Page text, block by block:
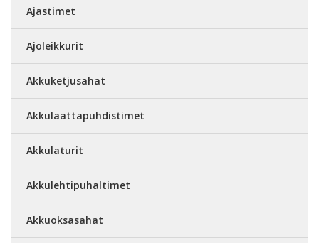
Ajastimet
Ajoleikkurit
Akkuketjusahat
Akkulaattapuhdistimet
Akkulaturit
Akkulehtipuhaltimet
Akkuoksasahat